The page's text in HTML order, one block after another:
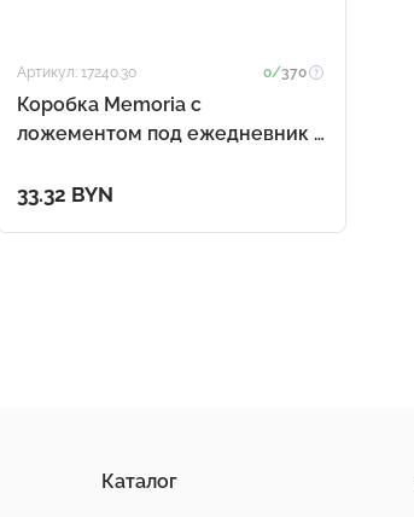
Артикул: 17240.30 0/370
Коробка Memoria с
ложементом под ежедневник и
33.32 BYN
Каталог